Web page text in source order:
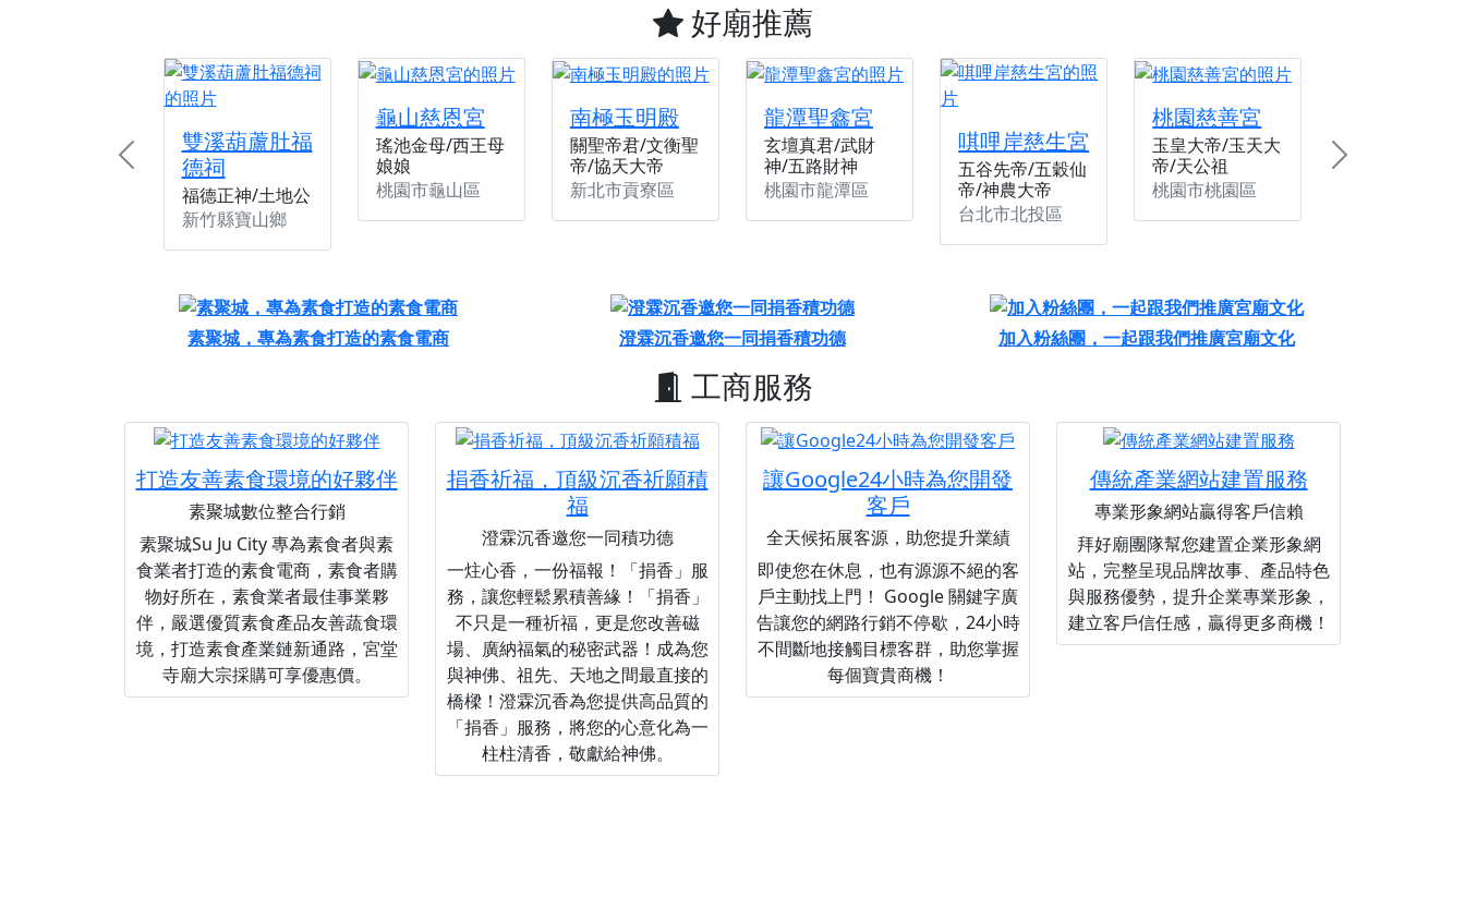
好廟推薦
雙溪葫蘆肚福
德祠
福德正神/土地公
新竹縣寶山鄉
龜山慈恩宮
瑤池金母/西王母
娘娘
桃園市龜山區
南極玉明殿
關聖帝君/文衡聖
帝/協天大帝
新北市貢寮區
龍潭聖鑫宮
玄壇真君/武財
神/五路財神
桃園市龍潭區
唭哩岸慈生宮
五谷先帝/五穀仙
帝/神農大帝
台北市北投區
桃園慈善宮
玉皇大帝/玉天大
帝/天公祖
桃園市桃園區
Previous Next
素聚城，專為素食打造的素食電商 澄霖沉香邀您一同捐香積功德 加入粉絲團，一起跟我們推廣宮廟文化
工商服務
打造友善素食環境的好夥伴
素聚城數位整合行銷
素聚城Su Ju City 專為素食者與素
食業者打造的素食電商，素食者購
物好所在，素食業者最佳事業夥
伴，嚴選優質素食產品友善蔬食環
境，打造素食產業鏈新通路，宮堂
寺廟大宗採購可享優惠價。
捐香祈福，頂級沉香祈願積
福
澄霖沉香邀您一同積功德
一炷心香，一份福報！「捐香」服
務，讓您輕鬆累積善緣！「捐香」
不只是一種祈福，更是您改善磁
場、廣納福氣的秘密武器！成為您
與神佛、祖先、天地之間最直接的
橋樑！澄霖沉香為您提供高品質的
「捐香」服務，將您的心意化為一
柱柱清香，敬獻給神佛。
讓Google24小時為您開發
客戶
全天候拓展客源，助您提升業績
即使您在休息，也有源源不絕的客
戶主動找上門！ Google 關鍵字廣
告讓您的網路行銷不停歇，24小時
不間斷地接觸目標客群，助您掌握
每個寶貴商機！
傳統產業網站建置服務
專業形象網站贏得客戶信賴
拜好廟團隊幫您建置企業形象網
站，完整呈現品牌故事、產品特色
與服務優勢，提升企業專業形象，
建立客戶信任感，贏得更多商機！